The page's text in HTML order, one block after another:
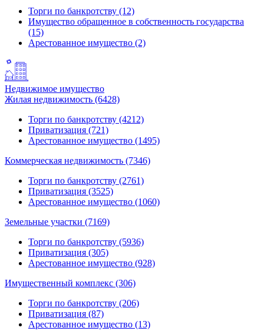
Торги по банкротству (12)
Имущество обращенное в собственность государства
(15)
Арестованное имущество (2)
Недвижимое имущество
Жилая недвижимость (6428)
Торги по банкротству (4212)
Приватизация (721)
Арестованное имущество (1495)
Коммерческая недвижимость (7346)
Торги по банкротству (2761)
Приватизация (3525)
Арестованное имущество (1060)
Земельные участки (7169)
Торги по банкротству (5936)
Приватизация (305)
Арестованное имущество (928)
Имущественный комплекс (306)
Торги по банкротству (206)
Приватизация (87)
Арестованное имущество (13)